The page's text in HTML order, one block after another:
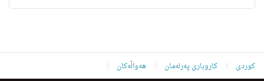
کوردی کاروباری پەرلەمان هەواڵەکان